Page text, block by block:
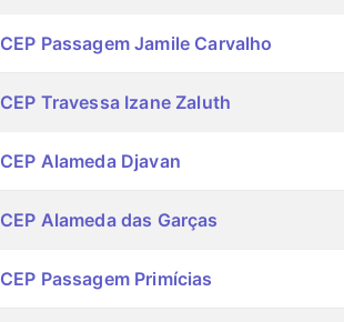
CEP Passagem Jamile Carvalho
CEP Travessa Izane Zaluth
CEP Alameda Djavan
CEP Alameda das Garças
CEP Passagem Primícias